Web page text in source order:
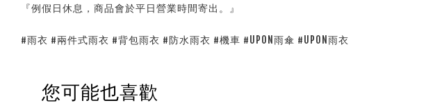
『例假日休息，商品會於平日營業時間寄出。』
#雨衣 #兩件式雨衣 #背包雨衣 #防水雨衣 #機車 #UPON雨傘 #UPON雨衣
您可能也喜歡